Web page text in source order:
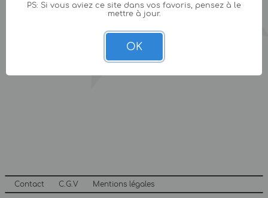
Contact C.G.V Mentions légales
PS: Si vous aviez ce site dans vos favoris, pensez à le
mettre à jour.
OK